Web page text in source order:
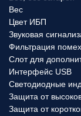
Вес
Цвет ИБП
Звуковая
Фильтрация помех
Слот для
Интерфейс USB
Светодиодные
Защита от
Защита от